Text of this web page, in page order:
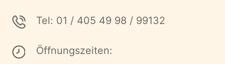
Tel: 01 / 405 49 98 / 99132
Öffnungszeiten: